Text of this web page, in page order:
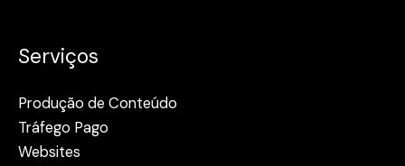
Serviços
Produção de Conteúdo
Tráfego Pago
Websites